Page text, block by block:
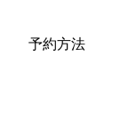
予約方法